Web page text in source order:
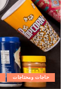
حاجات ومحتاجات